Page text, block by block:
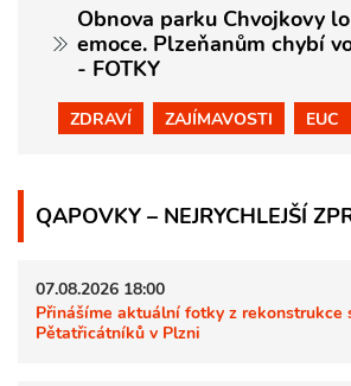
Obnova parku Chvojkovy
emoce. Plzeňanům chybí
- FOTKY
ZDRAVÍ ZAJÍMAVOSTI EUC
QAPOVKY – NEJRYCHLEJŠÍ
07.08.2026 18:00
Přinášíme aktuální fotky z rekonstrukce
Pětatřicátníků v Plzni